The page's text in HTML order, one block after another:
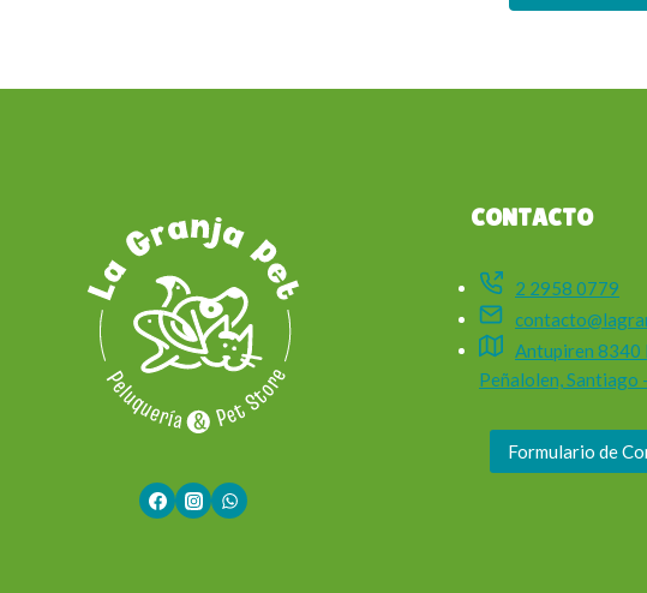
CONTACTO
2 2958 0779
Antupiren 8340
Peñalolen, Santiago
Formulario de